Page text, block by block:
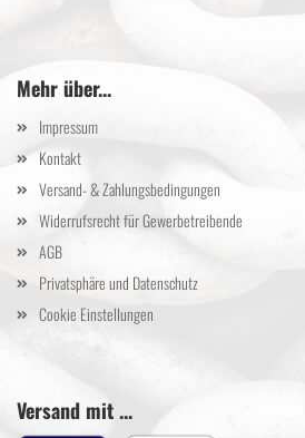
Mehr über...
Impressum
Kontakt
Versand- & Zahlungsbedingungen
Widerrufsrecht für Gewerbetreibende
AGB
Privatsphäre und Datenschutz
Cookie Einstellungen
Versand mit ...